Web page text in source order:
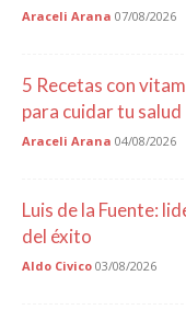
Araceli Arana 07/08/2026
5 Recetas con
para cuidar tu salud
Araceli Arana 04/08/2026
Luis de la Fuente:
del éxito
Aldo Civico 03/08/2026